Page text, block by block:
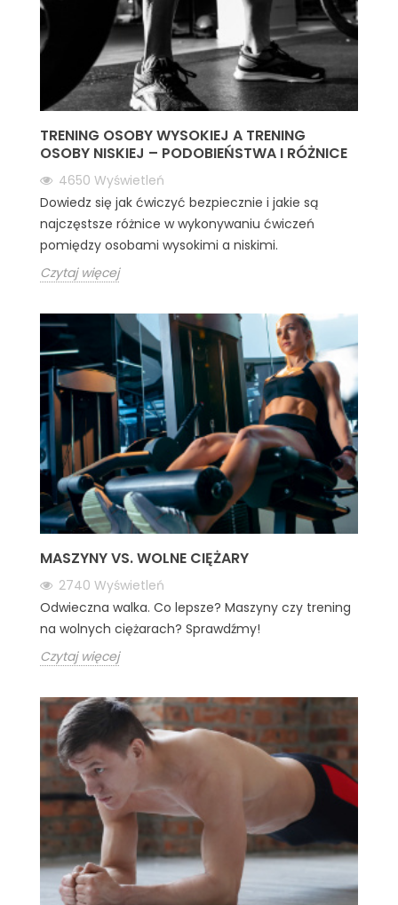
TRENING OSOBY WYSOKIEJ A TRENING
OSOBY NISKIEJ – PODOBIEŃSTWA I RÓŻNICE
4650 Wyświetleń
Dowiedz się jak ćwiczyć bezpiecznie i jakie są
najczęstsze różnice w wykonywaniu ćwiczeń
pomiędzy osobami wysokimi a niskimi.
Czytaj więcej
MASZYNY VS. WOLNE CIĘŻARY
2740 Wyświetleń
Odwieczna walka. Co lepsze? Maszyny czy trening
na wolnych ciężarach? Sprawdźmy!
Czytaj więcej